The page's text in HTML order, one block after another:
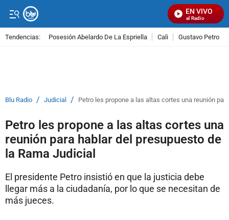
EN VIVO
Señal Visual Radio
Tendencias: Posesión Abelardo De La Espriella Cali Gustavo Petro
Blu Radio / Judicial / Petro les propone a las altas cortes una reunión
Petro les propone a las altas cortes una
reunión para hablar del presupuesto de
la Rama Judicial
El presidente Petro insistió en que la justicia debe
llegar más a la ciudadanía, por lo que se necesitan de
más jueces.